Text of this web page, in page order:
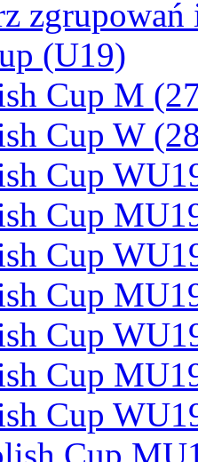
(U19)
Cup M
Cup W
Cup
Cup
Cup
Cup
Cup
Cup
Cup
Cup